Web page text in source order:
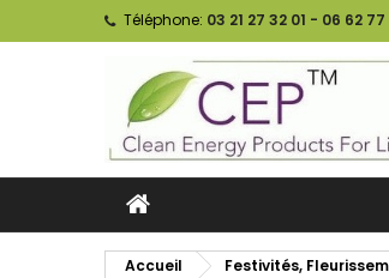
Téléphone: 03 21 27 32 01 - 06 62 77
Accueil Festivités,